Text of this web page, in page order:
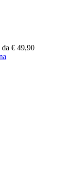
da € 49,90